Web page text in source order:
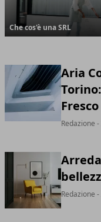
Che cos'è una SRL
Aria
Redazione -
Redazione -